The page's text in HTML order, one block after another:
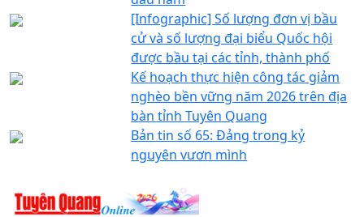
[Infographic] Số lượng đơn vị bầu
cử và số lượng đại biểu Quốc hội
được bầu tại các tỉnh, thành phố
Kế hoạch thực hiện công tác giảm
nghèo bền vững năm 2026 trên địa
bàn tỉnh Tuyên Quang
Bản tin số 65: Đảng trong kỷ
nguyên vươn mình